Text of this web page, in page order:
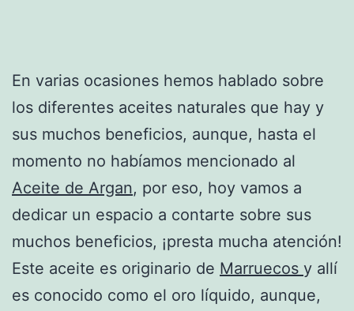
En varias ocasiones hemos hablado sobre
los diferentes aceites naturales que hay y
sus muchos beneficios, aunque, hasta el
momento no habíamos mencionado al
Aceite de Argan, por eso, hoy vamos a
dedicar un espacio a contarte sobre sus
muchos beneficios, ¡presta mucha atención!
Este aceite es originario de Marruecos y allí
es conocido como el oro líquido, aunque,